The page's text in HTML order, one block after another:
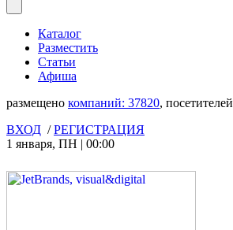
Каталог
Разместить
Статьи
Афиша
размещено компаний: 37820, посетителей
ВХОД /РЕГИСТРАЦИЯ
1 января, ПН | 00:00